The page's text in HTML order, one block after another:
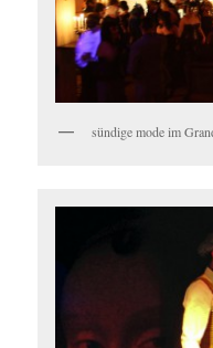
sündige mode im